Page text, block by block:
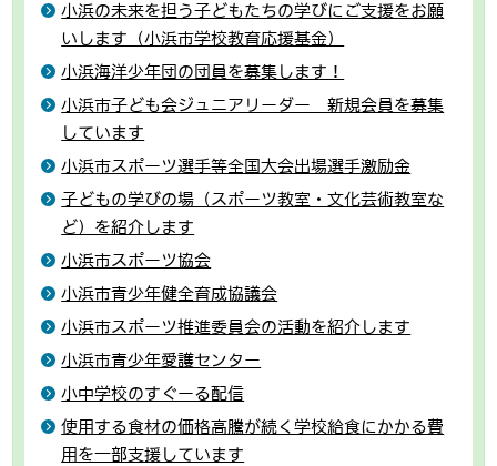
小浜の未来を担う子どもたちの学びにご支援をお願
いします（小浜市学校教育応援基金）
小浜海洋少年団の団員を募集します！
小浜市子ども会ジュニアリーダー 新規会員を募集
しています
小浜市スポーツ選手等全国大会出場選手激励金
子どもの学びの場（スポーツ教室・文化芸術教室な
ど）を紹介します
小浜市スポーツ協会
小浜市青少年健全育成協議会
小浜市スポーツ推進委員会の活動を紹介します
小浜市青少年愛護センター
小中学校のすぐーる配信
使用する食材の価格高騰が続く学校給食にかかる費
用を一部支援しています